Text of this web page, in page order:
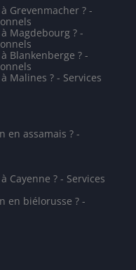
Grevenmacher ? -
Magdebourg ? -
Blankenberge ? -
Malines ? - Services
en assamais ? -
Cayenne ? - Services
en biélorusse ? -